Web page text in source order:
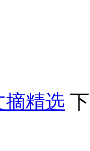
摘精选